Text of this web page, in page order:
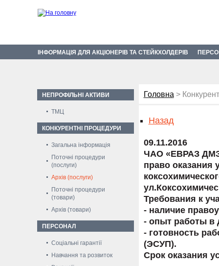
ІНФОРМАЦІЯ ДЛЯ АКЦІОНЕРІВ ТА СТЕЙКХОЛДЕРІВ
НЕПРОФІЛЬНІ АКТИВИ
ТМЦ
КОНКУРЕНТНІ ПРОЦЕДУРИ
Загальна інформація
Поточні процедури
(послуги)
Архів (послуги)
Поточні процедури
(товари)
Архів (товари)
ПЕРСОНАЛ
Соціальні гарантії
Навчання та розвиток
Головна >
Назад
09.11.2016
ЧАО «ЕВРАЗ
право оказания
Требования к
- наличие
- опыт работы в
- готовность
(ЭСУП).
Срок оказания